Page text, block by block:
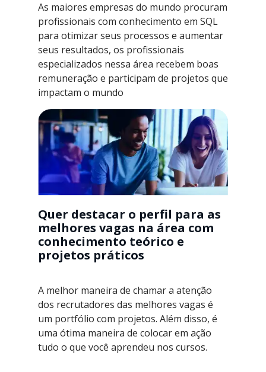
As maiores empresas do mundo procuram
profissionais com conhecimento em SQL
para otimizar seus processos e aumentar
seus resultados, os profissionais
especializados nessa área recebem boas
remuneração e participam de projetos que
impactam o mundo
Quer destacar o perfil para as
melhores vagas na área com
conhecimento teórico e
projetos práticos
A melhor maneira de chamar a atenção
dos recrutadores das melhores vagas é
um portfólio com projetos. Além disso, é
uma ótima maneira de colocar em ação
tudo o que você aprendeu nos cursos.